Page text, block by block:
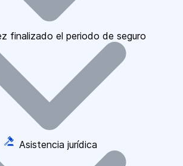
finalizado el periodo de seguro
Asistencia jurídica